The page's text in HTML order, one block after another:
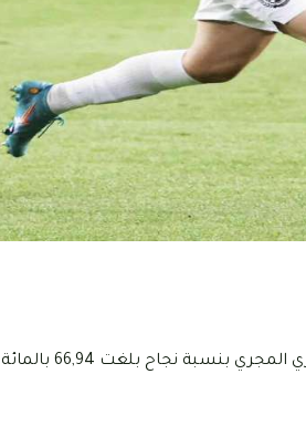
66,94 بالمائة وفق موقع ويسكوت.